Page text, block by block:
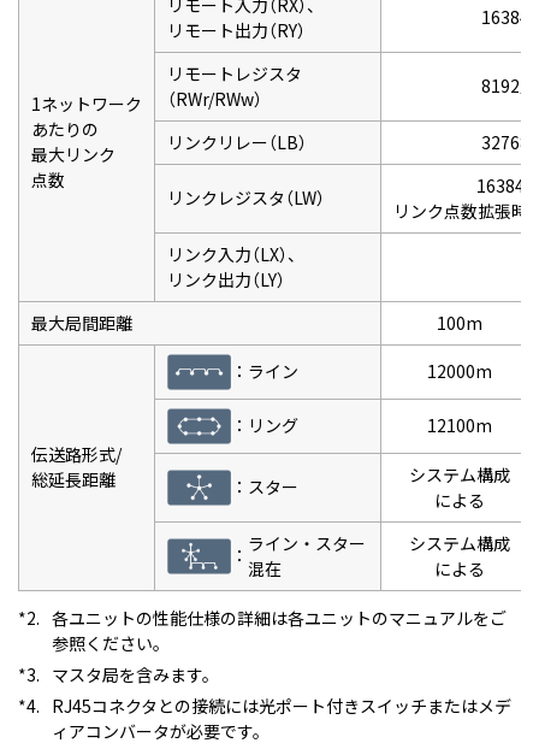
1ネットワーク
あたりの
最大リンク
点数
リモート出力（RY）
16384
リモートレジスタ
（RWr/RWw）
8192
リンクリレー（LB） 32768
リンクレジスタ（LW）
16384
リンク点数拡張時
リンク入力（LX）、
リンク出力（LY）
最大局間距離 100m
伝送路形式/
総延長距離
： ライン 12000m
： リング 12100m
： スター
システム構成
による
：
ライン・スター
混在
システム構成
による
*2. 各ユニットの性能仕様の詳細は各ユニットのマニュアルをご
参照ください。
*3. マスタ局を含みます。
*4. RJ45コネクタとの接続には光ポート付きスイッチまたはメデ
ィアコンバータが必要です。